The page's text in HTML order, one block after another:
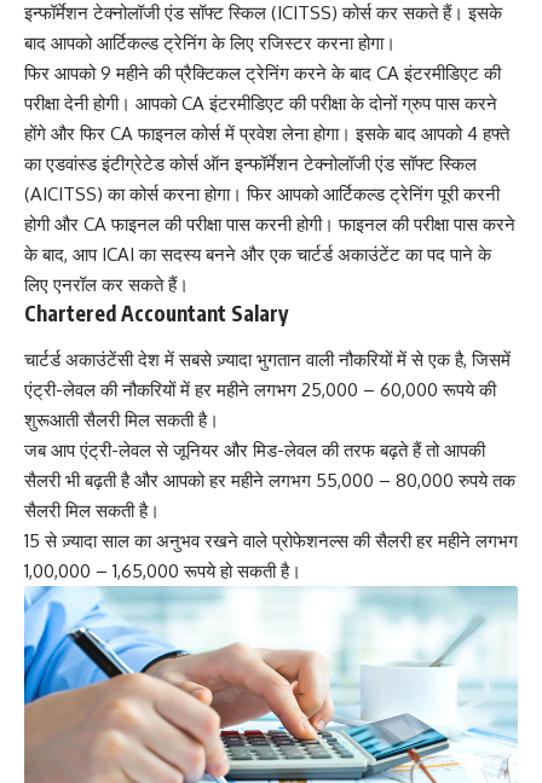
इन्फॉर्मेशन टेक्नोलॉजी एंड सॉफ्ट स्किल (ICITSS) कोर्स कर सकते हैं। इसके
बाद आपको आर्टिकल्ड ट्रेनिंग के लिए रजिस्टर करना होगा।
फिर आपको 9 महीने की प्रैक्टिकल ट्रेनिंग करने के बाद CA इंटरमीडिएट की
परीक्षा देनी होगी। आपको CA इंटरमीडिएट की परीक्षा के दोनों ग्रुप पास करने
होंगे और फिर CA फाइनल कोर्स में प्रवेश लेना होगा। इसके बाद आपको 4 हफ्ते
का एडवांस्ड इंटीग्रेटेड कोर्स ऑन इन्फॉर्मेशन टेक्नोलॉजी एंड सॉफ्ट स्किल
(AICITSS) का कोर्स करना होगा। फिर आपको आर्टिकल्ड ट्रेनिंग पूरी करनी
होगी और CA फाइनल की परीक्षा पास करनी होगी। फाइनल की परीक्षा पास करने
के बाद, आप ICAI का सदस्य बनने और एक चार्टर्ड अकाउंटेंट का पद पाने के
लिए एनरॉल कर सकते हैं।
Chartered Accountant Salary
चार्टर्ड अकाउंटेंसी देश में सबसे ज़्यादा भुगतान वाली नौकरियों में से एक है, जिसमें
एंट्री-लेवल की नौकरियों में हर महीने लगभग 25,000 – 60,000 रूपये की
शुरूआती सैलरी मिल सकती है।
जब आप एंट्री-लेवल से जूनियर और मिड-लेवल की तरफ बढ़ते हैं तो आपकी
सैलरी भी बढ़ती है और आपको हर महीने लगभग 55,000 – 80,000 रुपये तक
सैलरी मिल सकती है।
15 से ज़्यादा साल का अनुभव रखने वाले प्रोफेशनल्स की सैलरी हर महीने लगभग
1,00,000 – 1,65,000 रूपये हो सकती है।